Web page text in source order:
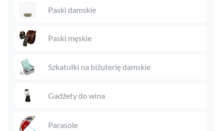
Paski damskie
Paski męskie
Szkatułki na biżuterię damskie
Gadżety do wina
Parasole